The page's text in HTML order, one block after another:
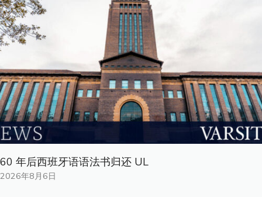
60 年后西班牙语语法书归还 UL
2026年8月6日